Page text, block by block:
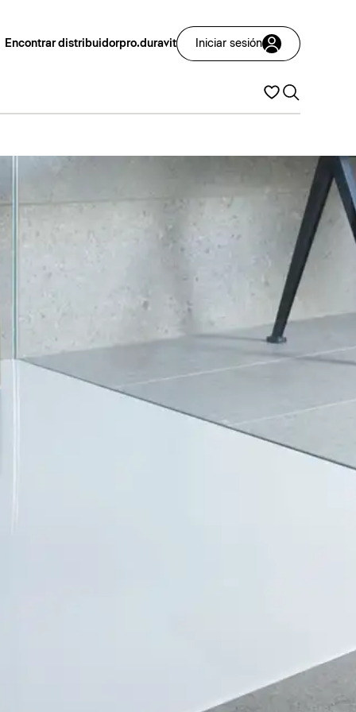
Encontrar distribuidorpro.duravit Iniciar sesión